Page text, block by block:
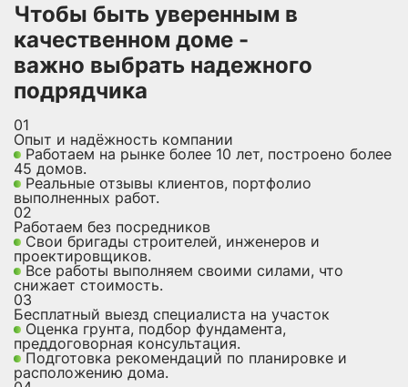
Чтобы быть уверенным в
качественном доме -
важно выбрать надежного
подрядчика
01
Опыт и надёжность компании
Работаем на рынке более 10 лет, построено более
45 домов.
Реальные отзывы клиентов, портфолио
выполненных работ.
02
Работаем без посредников
Свои бригады строителей, инженеров и
проектировщиков.
Все работы выполняем своими силами, что
снижает стоимость.
03
Бесплатный выезд специалиста на участок
Оценка грунта, подбор фундамента,
преддоговорная консультация.
Подготовка рекомендаций по планировке и
расположению дома.